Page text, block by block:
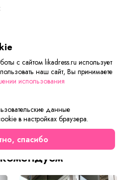
Лика Дресс
и плотности нитей, можно
теплую и на прохладную
– основа всех тканей, не
тела. Материя легко тянется
исходную форму.
с сайтом likadress.ru использует
наш сайт, Вы принимаете
использования
данные
в настройках браузера.
спасибо